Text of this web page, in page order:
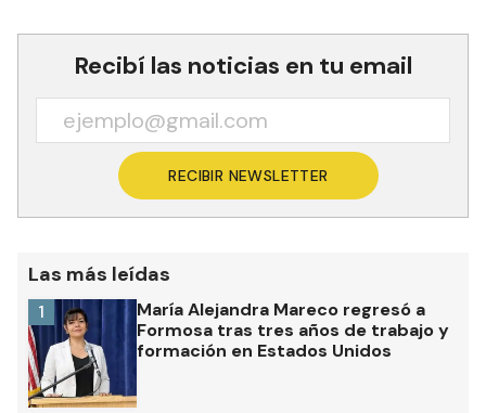
Recibí las noticias en tu email
RECIBIR NEWSLETTER
Las más leídas
María Alejandra Mareco regresó a
Formosa tras tres años de trabajo y
formación en Estados Unidos
1